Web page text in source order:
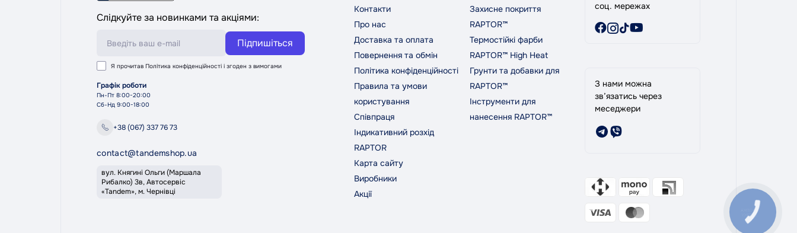
Слідкуйте за новинками та акціями:
Підпишіться
Я прочитав Політика конфіденційності і згоден з вимогами
Графік роботи
Пн-Пт 8:00-20:00
Сб-Нд 9:00-18:00
+38 (067) 337 76 73
contact@tandemshop.ua
вул. Княгині Ольги (Маршала
Рибалко) 3в, Автосервіс
«Tandem», м. Чернівці
Контакти
Про нас
Доставка та оплата
Повернення та обмін
Політика конфіденційності
Правила та умови
користування
Співпраця
Індикативний розхід
RAPTOR
Карта сайту
Виробники
Акції
Захисне покриття
RAPTOR™
Термостійкі фарби
RAPTOR™ High Heat
Грунти та добавки для
RAPTOR™
Інструменти для
нанесення RAPTOR™
соц. мережах
З нами можна
зв’язатись через
меседжери
КНОПКА
ЗВ'ЯЗКУ